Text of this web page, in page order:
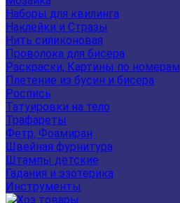
Наборы для квилинга
Наклейки и Стразы
Нить силиконовая
Проволока для бисера
Раскраски, Картины по номерам
Плетение из бусин и бисера
Роспись
Татуировки на тело
Трафареты
Фетр, Фоамиран
Швейная фурнитура
Штампы детские
Гадания и эзотерика
Инструменты